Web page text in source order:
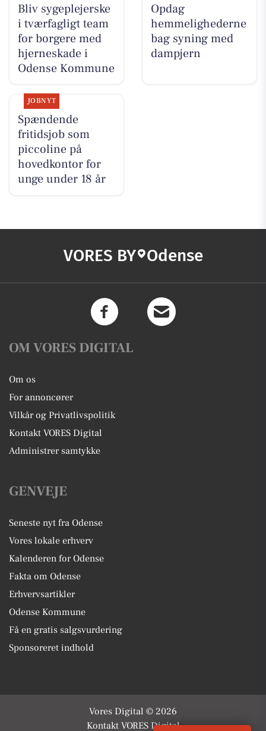
Bliv sygeplejerske
i tværfagligt team
for borgere med
hjerneskade i
Odense Kommune
Opdag
hemmelighederne
bag syning med
dampjern
JOBNYT
Spændende
fritidsjob som
piccoline på
hovedkontor for
unge under 18 år
VORES BY Odense
OM VORES DIGITAL
Om os
For annoncører
Vilkår og Privatlivspolitik
Kontakt VORES Digital
Administrer samtykke
GENVEJE
Seneste nyt fra Odense
Vores lokale erhverv
Kalenderen for Odense
Fakta om Odense
Erhvervsartikler
Odense Kommune
Få en gratis salgsvurdering
Sponsoreret indhold
Vores Digital © 2026
Kontakt VORES Digital